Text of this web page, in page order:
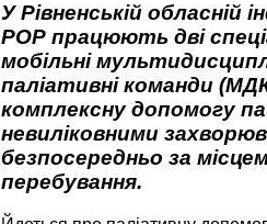
У Рівненській обласній
РОР працюють дві
мобільні
паліативні команди
комплексну допомогу
невиліковними
безпосередньо за
перебування.